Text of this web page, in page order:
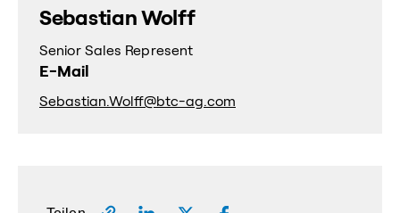
Sebastian Wolff
Senior Sales Represent
E-Mail
Sebastian.Wolff@btc-ag.com